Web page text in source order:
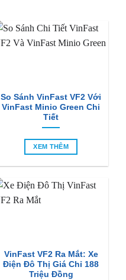
So Sánh VinFast VF2 Với
VinFast Minio Green Chi
Tiết
XEM THÊM
VinFast VF2 Ra Mắt: Xe
Điện Đô Thị Giá Chỉ 188
Triệu Đồng